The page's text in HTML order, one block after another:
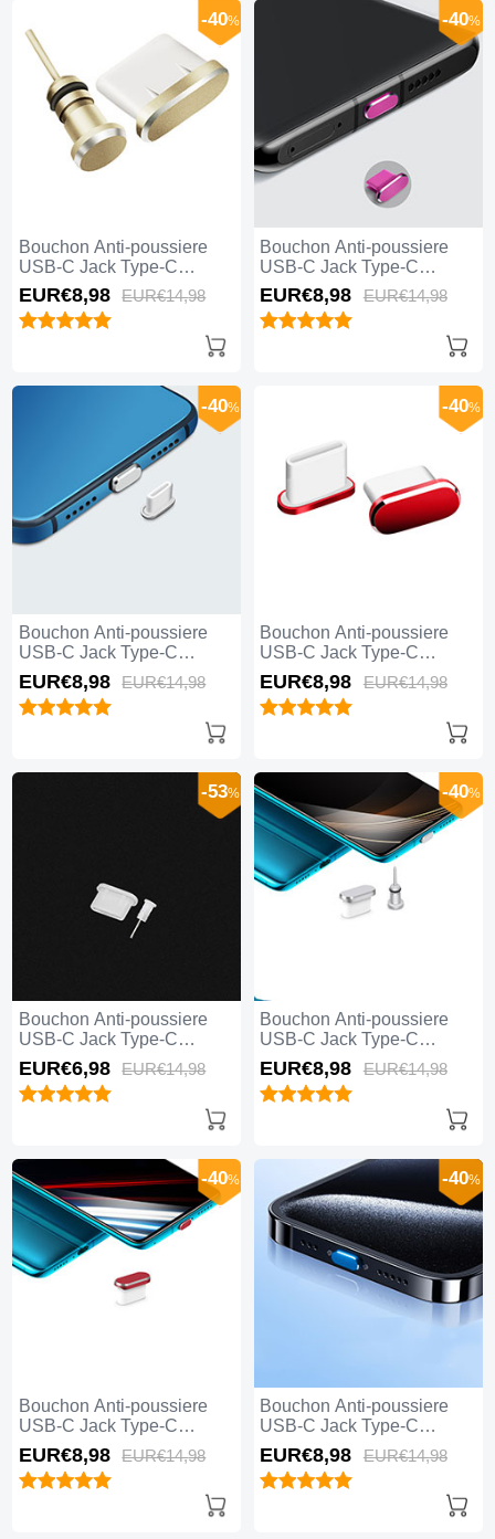
Bouchon Anti-poussiere
USB-C Jack Type-C
Universel H09 pour Apple
iPhone 15 Pro Max Or
-40%
EUR€8,98 EUR€14,98
Bouchon Anti-poussiere
USB-C Jack Type-C
Universel H08 pour Apple
iPhone 15 Pro Max Rose
Rouge
-40%
EUR€8,98 EUR€14,98
Bouchon Anti-poussiere
USB-C Jack Type-C
Universel H07 pour Apple
iPhone 15 Pro Max Argent
-40%
EUR€8,98 EUR€14,98
Bouchon Anti-poussiere
USB-C Jack Type-C
Universel H06 pour Apple
iPhone 15 Pro Max Rouge
-40%
EUR€8,98 EUR€14,98
Bouchon Anti-poussiere
USB-C Jack Type-C
Universel H04 pour Apple
iPhone 15 Pro Max Blanc
-53%
EUR€6,98 EUR€14,98
Bouchon Anti-poussiere
USB-C Jack Type-C
Universel H03 pour Apple
iPhone 15 Pro Max Argent
-40%
EUR€8,98 EUR€14,98
Bouchon Anti-poussiere
USB-C Jack Type-C
Universel H02 pour Apple
iPhone 15 Pro Max Rouge
-40%
EUR€8,98 EUR€14,98
Bouchon Anti-poussiere
USB-C Jack Type-C
Universel H01 pour Apple
iPhone 15 Pro Max Bleu
-40%
EUR€8,98 EUR€14,98